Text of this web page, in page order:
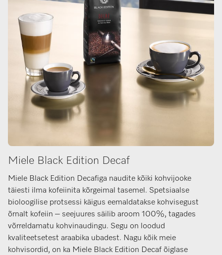
Miele Black Edition Decaf
Miele Black Edition Decafiga naudite kõiki kohvijooke
täiesti ilma kofeiinita kõrgeimal tasemel. Spetsiaalse
bioloogilise protsessi käigus eemaldatakse kohvisegust
õrnalt kofeiin – seejuures säilib aroom 100%, tagades
võrreldamatu kohvinaudingu. Segu on loodud
kvaliteetsetest araabika ubadest. Nagu kõik meie
kohvisordid, on ka Miele Black Edition Decaf õiglase